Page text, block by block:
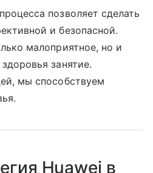
позволяет сделать
и безопасной.
малоприятное, но и
занятие.
мы способствуем
Huawei в